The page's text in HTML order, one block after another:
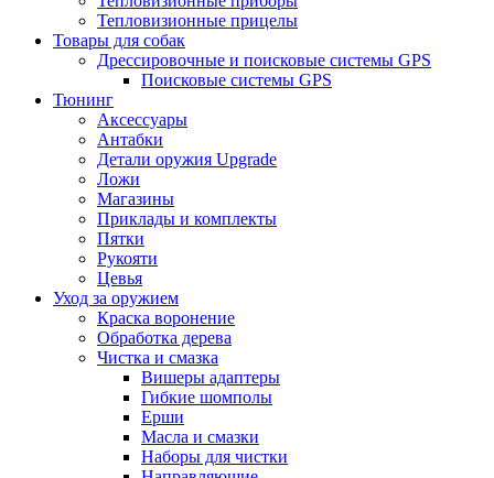
Тепловизионные прицелы
Товары для собак
Дрессировочные и поисковые системы GPS
Поисковые системы GPS
Тюнинг
Аксессуары
Антабки
Детали оружия Upgrade
Ложи
Магазины
Приклады и комплекты
Пятки
Рукояти
Цевья
Уход за оружием
Краска воронение
Обработка дерева
Чистка и смазка
Вишеры адаптеры
Гибкие шомполы
Ерши
Масла и смазки
Наборы для чистки